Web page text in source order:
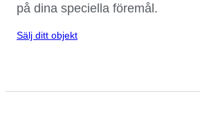
på dina speciella föremål.
Sälj ditt objekt